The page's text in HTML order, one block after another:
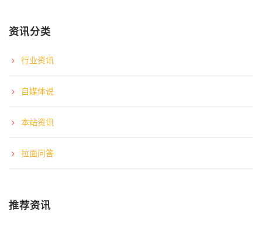
资讯分类
行业资讯
自媒体说
本站资讯
拉面问答
推荐资讯